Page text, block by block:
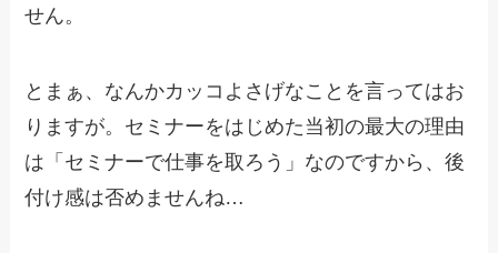
せん。
とまぁ、なんかカッコよさげなことを言ってはお
りますが。セミナーをはじめた当初の最大の理由
は「セミナーで仕事を取ろう」なのですから、後
付け感は否めませんね…